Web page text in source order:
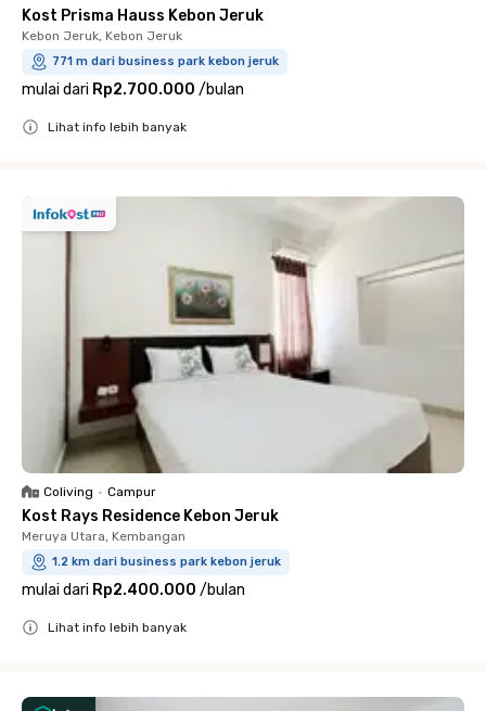
Kost Prisma Hauss Kebon Jeruk
Kebon Jeruk, Kebon Jeruk
771 m dari business park kebon jeruk
mulai dari Rp2.700.000 /bulan
Lihat info lebih banyak
Coliving • Campur
Kost Rays Residence Kebon Jeruk
Meruya Utara, Kembangan
1.2 km dari business park kebon jeruk
mulai dari Rp2.400.000 /bulan
Lihat info lebih banyak